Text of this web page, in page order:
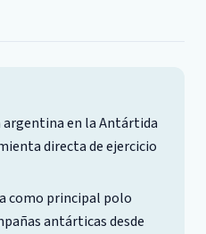
argentina en la Antártida
directa de ejercicio
como principal polo
antárticas desde